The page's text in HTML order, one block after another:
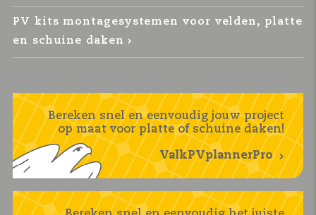
PV kits montagesystemen voor velden, platte
en schuine daken
Bereken snel en eenvoudig jouw project
op maat voor platte of schuine daken!
ValkPVplannerPro